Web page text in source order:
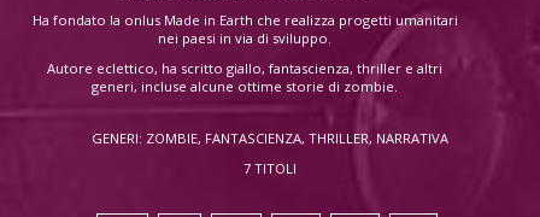
Ha fondato la onlus Made in Earth che realizza progetti umanitari
nei paesi in via di sviluppo.
Autore eclettico, ha scritto giallo, fantascienza, thriller e altri
generi, incluse alcune ottime storie di zombie.
GENERI: ZOMBIE, FANTASCIENZA, THRILLER, NARRATIVA
7 TITOLI